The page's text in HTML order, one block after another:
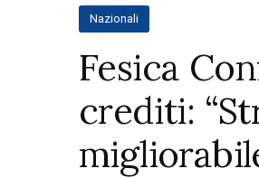
Nazionali
Fesica
crediti: